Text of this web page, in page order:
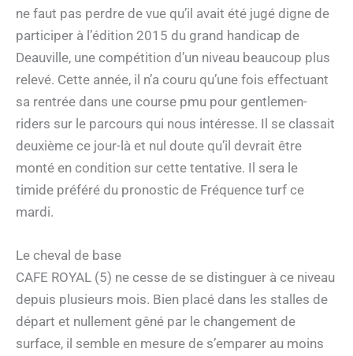
ne faut pas perdre de vue qu’il avait été jugé digne de
participer à l’édition 2015 du grand handicap de
Deauville, une compétition d’un niveau beaucoup plus
relevé. Cette année, il n’a couru qu’une fois effectuant
sa rentrée dans une course pmu pour gentlemen-
riders sur le parcours qui nous intéresse. Il se classait
deuxième ce jour-là et nul doute qu’il devrait être
monté en condition sur cette tentative. Il sera le
timide préféré du pronostic de Fréquence turf ce
mardi.
Le cheval de base
CAFE ROYAL (5) ne cesse de se distinguer à ce niveau
depuis plusieurs mois. Bien placé dans les stalles de
départ et nullement gêné par le changement de
surface, il semble en mesure de s’emparer au moins